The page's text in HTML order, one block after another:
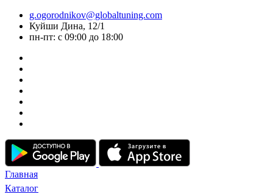
g.ogorodnikov@globaltuning.com
Куйши Дина, 12/1
пн-пт: с 09:00 до 18:00
Главная
Каталог